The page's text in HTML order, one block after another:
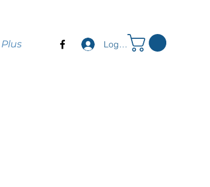
Plus Log In